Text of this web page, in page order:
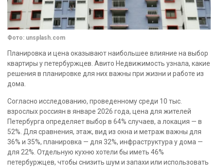
Фото: unsplash.com
Планировка и цена оказывают наибольшее влияние на выбор
квартиры у петербуржцев. Авито Недвижимость узнала, какие
решения в планировке для них важны при жизни и работе из
дома.
Согласно исследованию, проведенному среди 10 тыс.
взрослых россиян в январе 2026 года, цена для жителей
Петербурга определяет выбор в 64% случаев, а локация — в
52%. Для сравнения, этаж, вид из окна и метраж важны для
36% и 35%, планировка — для 32%, инфраструктура у дома —
для 22%. Отдельную кухню хотели бы иметь 46%
петербуржцев, чтобы снизить шум и запахи или использовать